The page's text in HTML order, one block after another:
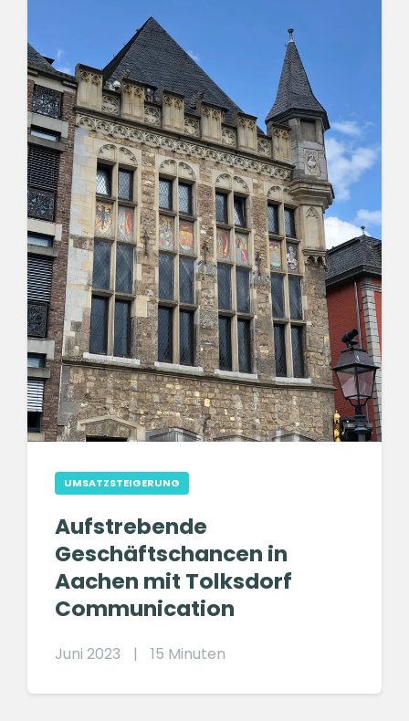
UMSATZSTEIGERUNG
Aufstrebende
Geschäftschancen in
Aachen mit Tolksdorf
Communication
Juni 2023 | 15 Minuten